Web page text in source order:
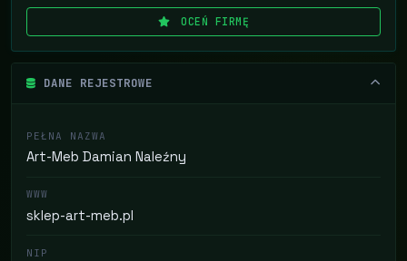
OCEŃ FIRMĘ
DANE REJESTROWE
PEŁNA NAZWA
Art-Meb Damian Naleźny
WWW
sklep-art-meb.pl
NIP